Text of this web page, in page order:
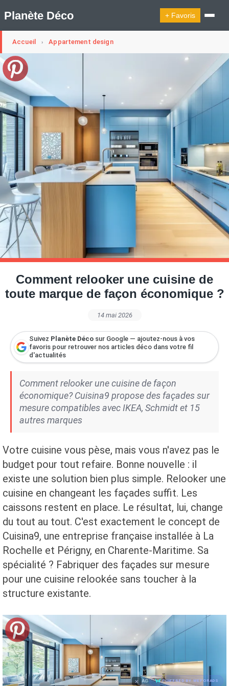
Planète Déco + Favoris
🛍︎ Shop Planète Déco ℹ︎ À propos
Appartement Design
Decoration Noël
Design Suédois En Quelques Photos
Idées Déco En 10 Photos
La Semaine Décoration Et Design
Maison En Ville
Méli-Mélo Suédois
Publi Reportage
Tendance
Interieurs Scandinaves
La Décoration Selon Votre Signe Astrologique
Les Trouvailles Déco Du Jour
Loft
Maison Appartement Écologique
Maison Container/container House
Maison D'hôtes
Maison Et Appartement Vintage
On Décode La Déco
Petite Surface
Renovation
Revue De Week End
Tiny House
Accueil › Appartement design
Comment relooker une cuisine de
toute marque de façon économique ?
14 mai 2026
Suivez Planète Déco sur Google — ajoutez-nous à vos
favoris pour retrouver nos articles déco dans votre fil
d'actualités
Comment relooker une cuisine de façon
économique? Cuisina9 propose des façades sur
mesure compatibles avec IKEA, Schmidt et 15
autres marques
Votre cuisine vous pèse, mais vous n'avez pas le
budget pour tout refaire. Bonne nouvelle : il
existe une solution bien plus simple. Relooker une
cuisine en changeant les façades suffit. Les
caissons restent en place. Le résultat, lui, change
du tout au tout. C'est exactement le concept de
Cuisina9, une entreprise française installée à La
Rochelle et Périgny, en Charente-Maritime. Sa
spécialité ? Fabriquer des façades sur mesure
pour une cuisine relookée sans toucher à la
structure existante.
× AD POWERED BY WEFORADS